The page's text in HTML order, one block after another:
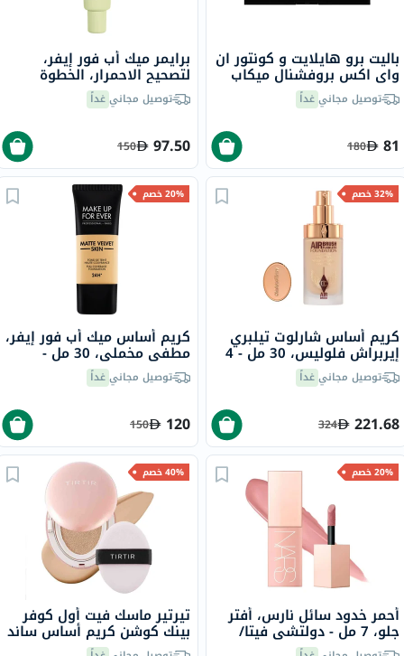
باليت برو هايلايت و كونتور ان
واي اكس بروفشنال ميكاب
برو 2.7 جرامتوصيل مجانيغداً
81
180
برايمر ميك أب فور إيفر،
لتصحيح الاحمرار، الخطوة
الأولى، 30 مل
توصيل مجانيغداً
97.50
150
32% خصم
كريم أساس شارلوت تيلبري
إيربراش فلوليس، 30 مل - 4
نيوترال
توصيل مجانيغداً
221.68
324
20% خصم
كريم أساس ميك أب فور إيفر،
مطفي مخملي، 30 مل -
ديزرت/Y365
توصيل مجانيغداً
120
150
20% خصم
أحمر خدود سائل نارس، أفتر
جلو، 7 مل - دولتشي فيتا/
دستي روز
40% خصم
تيرتير ماسك فيت أول كوفر
بينك كوشن كريم أساس ساند
/23N من 18 جرام